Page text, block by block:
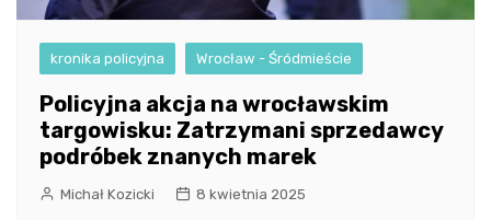
kronika policyjna Wrocław - Śródmieście
Policyjna akcja na wrocławskim
targowisku: Zatrzymani sprzedawcy
podróbek znanych marek
Michał Kozicki 8 kwietnia 2025